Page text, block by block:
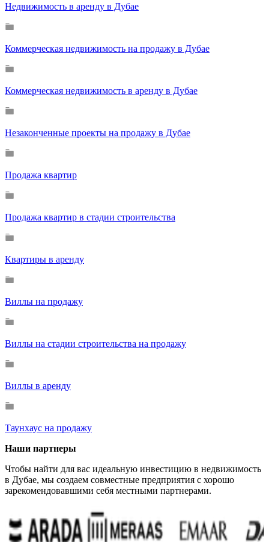
Недвижимость в аренду в Дубае
Коммерческая недвижимость на продажу в Дубае
Коммерческая недвижимость в аренду в Дубае
Незаконченные проекты на продажу в Дубае
Продажа квартир
Продажа квартир в стадии строительства
Квартиры в аренду
Виллы на продажу
Виллы на стадии строительства на продажу
Виллы в аренду
Таунхаус на продажу
Наши партнеры
Чтобы найти для вас идеальную инвестицию в недвижимость
в Дубае, мы создаем совместные предприятия с хорошо
зарекомендовавшими себя местными партнерами.